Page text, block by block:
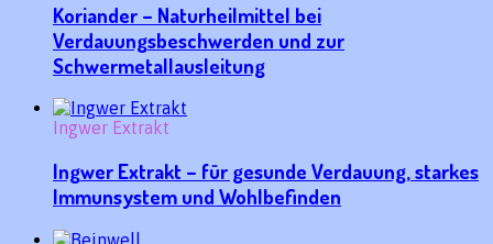
Koriander – Naturheilmittel bei
Verdauungsbeschwerden und zur
Schwermetallausleitung
Ingwer Extrakt
Ingwer Extrakt – für gesunde Verdauung, starkes
Immunsystem und Wohlbefinden